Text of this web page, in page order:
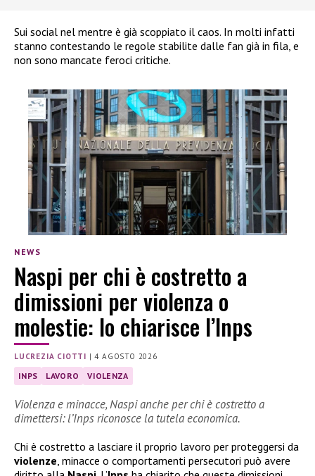
Sui social nel mentre è già scoppiato il caos. In molti infatti
stanno contestando le regole stabilite dalle fan già in fila, e
non sono mancate feroci critiche.
NEWS
Naspi per chi è costretto a
dimissioni per violenza o
molestie: lo chiarisce l’Inps
LUCREZIA CIOTTI |4 AGOSTO 2026
INPS LAVORO VIOLENZA
Violenza e minacce, Naspi anche per chi è costretto a
dimettersi: l’Inps riconosce la tutela economica.
Chi è costretto a lasciare il proprio lavoro per proteggersi da
violenze , minacce o comportamenti persecutori può avere